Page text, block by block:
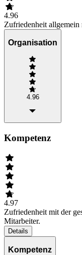
4.96
Zufriedenheit
Organisation
4.96
Kompetenz
4.97
Zufriedenheit mit der
Mitarbeiter.
Details
Kompetenz